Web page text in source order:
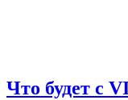
Что будет с